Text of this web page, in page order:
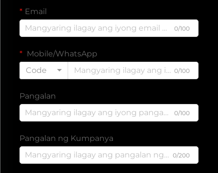
Email
0/100
Mobile/WhatsApp
Code
0/100
Pangalan
0/100
Pangalan ng Kumpanya
0/200